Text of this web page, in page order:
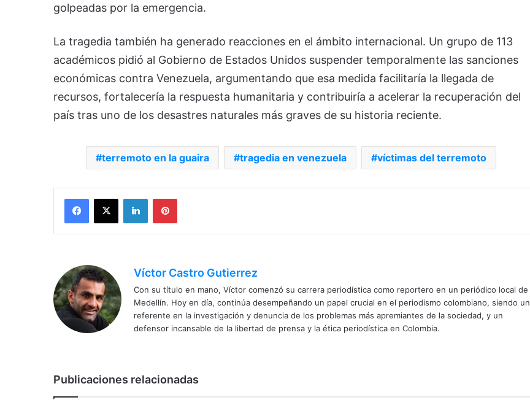
golpeadas por la emergencia.
La tragedia también ha generado reacciones en el ámbito internacional. Un grupo de 113
académicos pidió al Gobierno de Estados Unidos suspender temporalmente las sanciones
económicas contra Venezuela, argumentando que esa medida facilitaría la llegada de
recursos, fortalecería la respuesta humanitaria y contribuiría a acelerar la recuperación del
país tras uno de los desastres naturales más graves de su historia reciente.
terremoto en la guaira tragedia en venezuela víctimas del terremoto
Facebook
X LinkedInPinterest
Víctor Castro Gutierrez
Con su título en mano, Víctor comenzó su carrera periodística como reportero en un periódico local de
Medellín. Hoy en día, continúa desempeñando un papel crucial en el periodismo colombiano, siendo un
referente en la investigación y denuncia de los problemas más apremiantes de la sociedad, y un
defensor incansable de la libertad de prensa y la ética periodística en Colombia.
Publicaciones relacionadas